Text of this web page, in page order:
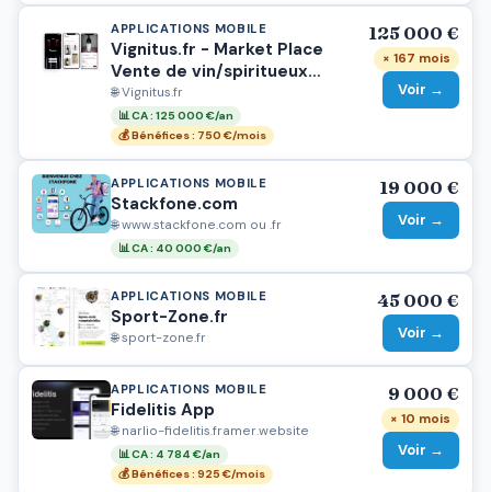
APPLICATIONS MOBILE
Vignitus.fr - Market Place
Vente de vin/spiritueux
Pro/Particulier
🌐 Vignitus.fr
📊 CA : 125 000 €/an
💰 Bénéfices : 750 €/mois
125 000 €
× 167 mois
Voir →
APPLICATIONS MOBILE
Stackfone.com
🌐 www.stackfone.com ou .fr
📊 CA : 40 000 €/an
19 000 €
Voir →
APPLICATIONS MOBILE
Sport-Zone.fr
🌐 sport-zone.fr
45 000 €
Voir →
APPLICATIONS MOBILE
Fidelitis App
🌐 narlio-fidelitis.framer.website
📊 CA : 4 784 €/an
💰 Bénéfices : 925 €/mois
9 000 €
× 10 mois
Voir →